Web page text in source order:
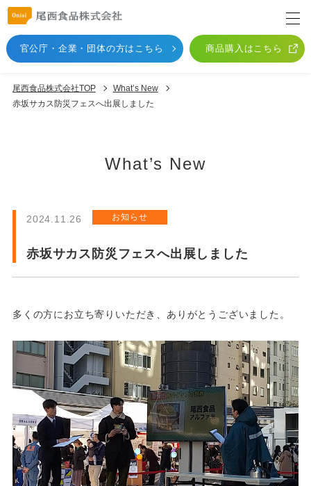
官公庁・企業・団体の方はこちら 商品購入はこちら
尾西食品株式会社TOP
What’s New
赤坂サカス防災フェスへ出展しました
What’s New
2024.11.26 お知らせ
赤坂サカス防災フェスへ出展しました
多くの方にお立ち寄りいただき、ありがとうございました。